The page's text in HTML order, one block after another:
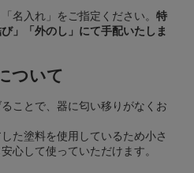
名入れ」をご指定ください。特
」「外のし」にて手配いたしま
ついて
ことで、器に匂い移りがなくお
た塗料を使用しているため小さ
心して使っていただけます。